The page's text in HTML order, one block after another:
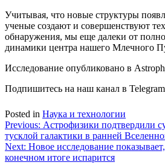
Учитывая, что новые структуры
ученые создают и совершенствуют
обнаружения, мы еще далеки от
динамики центра нашего Млечного
Исследование опубликовано в
Подпишитесь на наш канал в Telegram
Posted in Наука и технологии
Навигация
по
записям
Previous: Астрофизики подтвердили
тусклой галактики в ранней
Next: Новое исследование
конечном итоге испарится